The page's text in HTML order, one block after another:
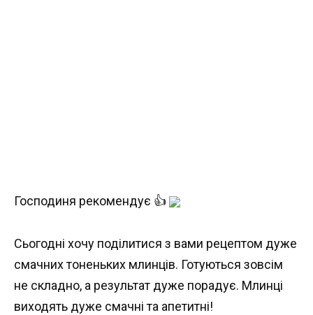
Господиня рекомендує 👍
Сьогодні хочу поділитися з вами рецептом дуже
смачних тоненьких млинців. Готуються зовсім
не складно, а результат дуже порадує. Млинці
виходять дуже смачні та апетитні!